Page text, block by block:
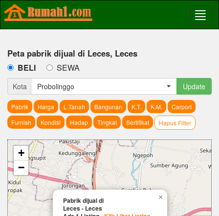
Peta pabrik dijual di Leces, Leces
BELI SEWA
Kota Probolinggo Update
Pabrik Harga L.Tanah Bangunan K.T. K.M.
Carport
Furnish
Kondisi Hadap Tingkat Sertifikat Hapus Filter
Pabrik dijual di
Leces - Leces
×
+
−